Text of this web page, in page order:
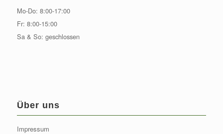
Mo-Do: 8:00-17:00
Fr: 8:00-15:00
Sa & So: geschlossen
Über uns
Impressum